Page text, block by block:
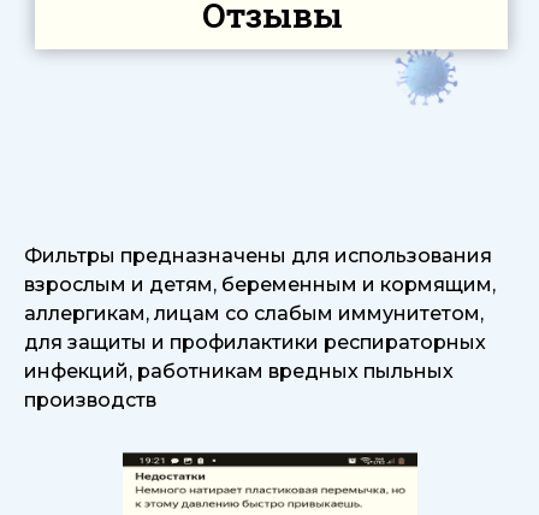
Фильтры предназначены для использования
взрослым и детям, беременным и кормящим,
аллергикам, лицам со слабым иммунитетом,
для защиты и профилактики респираторных
инфекций, работникам вредных пыльных
производств